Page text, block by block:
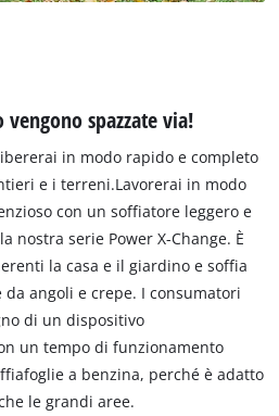
spazzate via!
in modo rapido e completo
e i terreni.Lavorerai in modo
con un soffiatore leggero e
nostra serie Power X-Change. È
la casa e il giardino e soffia
angoli e crepe. I consumatori
di un dispositivo
un tempo di funzionamento
a benzina, perché è adatto
le grandi aree.